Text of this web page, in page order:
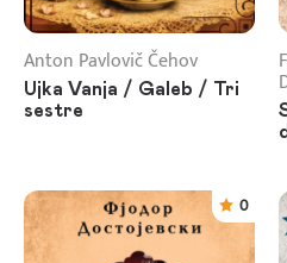
Anton Pavlovič Čehov
Ujka Vanja / Galeb / Tri
sestre
0